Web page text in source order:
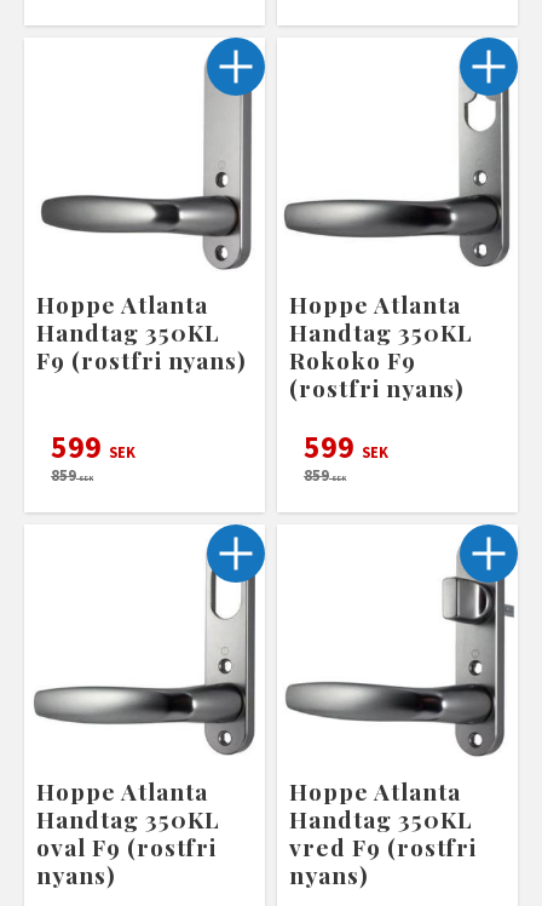
Hoppe Atlanta
Handtag 350KL
F9 (rostfri nyans)
599 SEK
859SEK
Hoppe Atlanta
Handtag 350KL
Rokoko F9
(rostfri nyans)
599 SEK
859SEK
Hoppe Atlanta
Handtag 350KL
oval F9 (rostfri
nyans)
Hoppe Atlanta
Handtag 350KL
vred F9 (rostfri
nyans)